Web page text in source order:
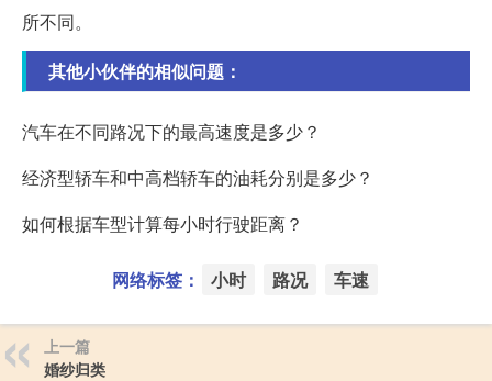
所不同。
其他小伙伴的相似问题：
汽车在不同路况下的最高速度是多少？
经济型轿车和中高档轿车的油耗分别是多少？
如何根据车型计算每小时行驶距离？
网络标签： 小时 路况 车速
上一篇
婚纱归类